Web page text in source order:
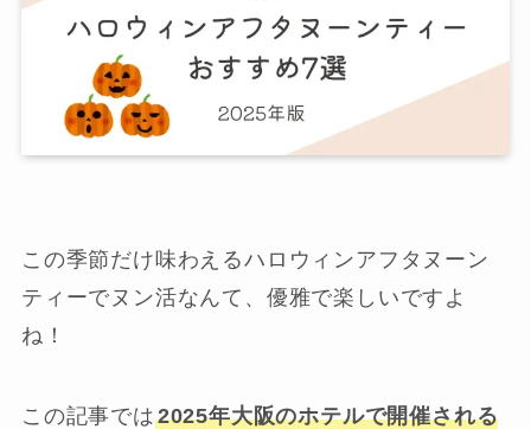
この季節だけ味わえるハロウィンアフタヌーン
ティーでヌン活なんて、優雅で楽しいですよ
ね！
この記事では2025年大阪のホテルで開催される